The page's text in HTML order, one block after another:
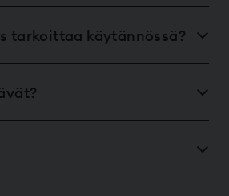
tarkoittaa käytännössä?